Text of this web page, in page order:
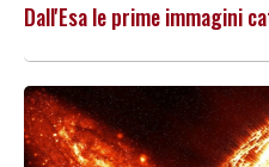
Dall'Esa le prime immagini